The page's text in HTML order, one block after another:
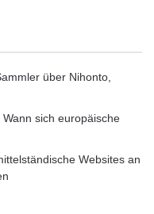
über Nihonto,
sich europäische
Websites an